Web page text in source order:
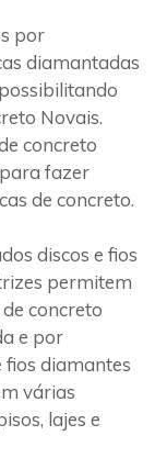
por
diamantadas
Novais.
concreto
fazer
de concreto.
discos e fios
permitem
concreto
e por
fios diamantes
várias
lajes e